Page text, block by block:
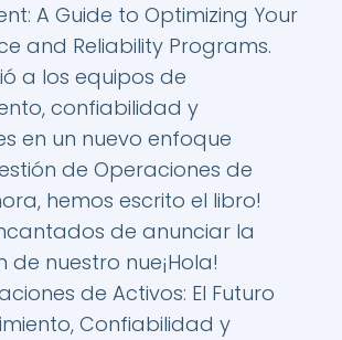
A Guide to Optimizing Your
and Reliability Programs.
a los equipos de
confiabilidad y
en un nuevo enfoque
de Operaciones de
hemos escrito el libro!
de anunciar la
de nuestro nue¡Hola!
de Activos: El Futuro
Confiabilidad y